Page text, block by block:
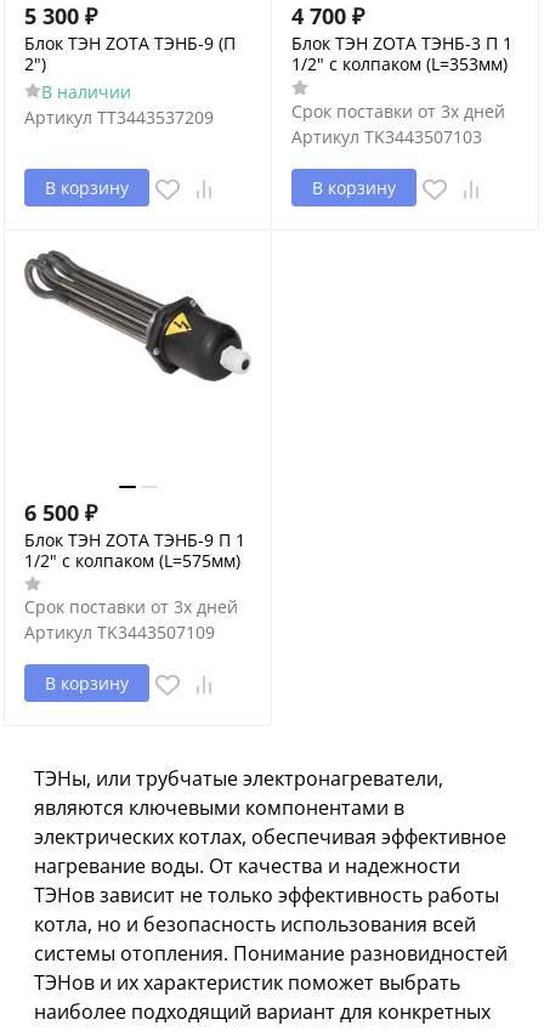
5 300 ₽
Блок ТЭН ZOTA ТЭНБ-9 (П
2")
В наличии
Артикул ТТ3443537209
В корзину
4 700 ₽
Блок ТЭН ZOTA ТЭНБ-3 П 1
1/2" с колпаком (L=353мм)
Срок поставки от 3х дней
Артикул TK3443507103
В корзину
6 500 ₽
Блок ТЭН ZOTA ТЭНБ-9 П 1
1/2" с колпаком (L=575мм)
Срок поставки от 3х дней
Артикул TK3443507109
В корзину
ТЭНы, или трубчатые электронагреватели,
являются ключевыми компонентами в
электрических котлах, обеспечивая эффективное
нагревание воды. От качества и надежности
ТЭНов зависит не только эффективность работы
котла, но и безопасность использования всей
системы отопления. Понимание разновидностей
ТЭНов и их характеристик поможет выбрать
наиболее подходящий вариант для конкретных